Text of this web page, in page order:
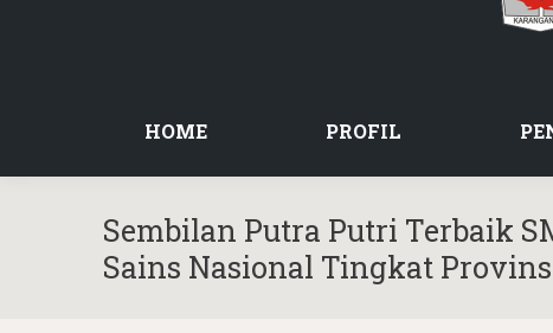
HOME PROFIL
Sembilan Putra Putri Terbaik
Sains Nasional Tingkat